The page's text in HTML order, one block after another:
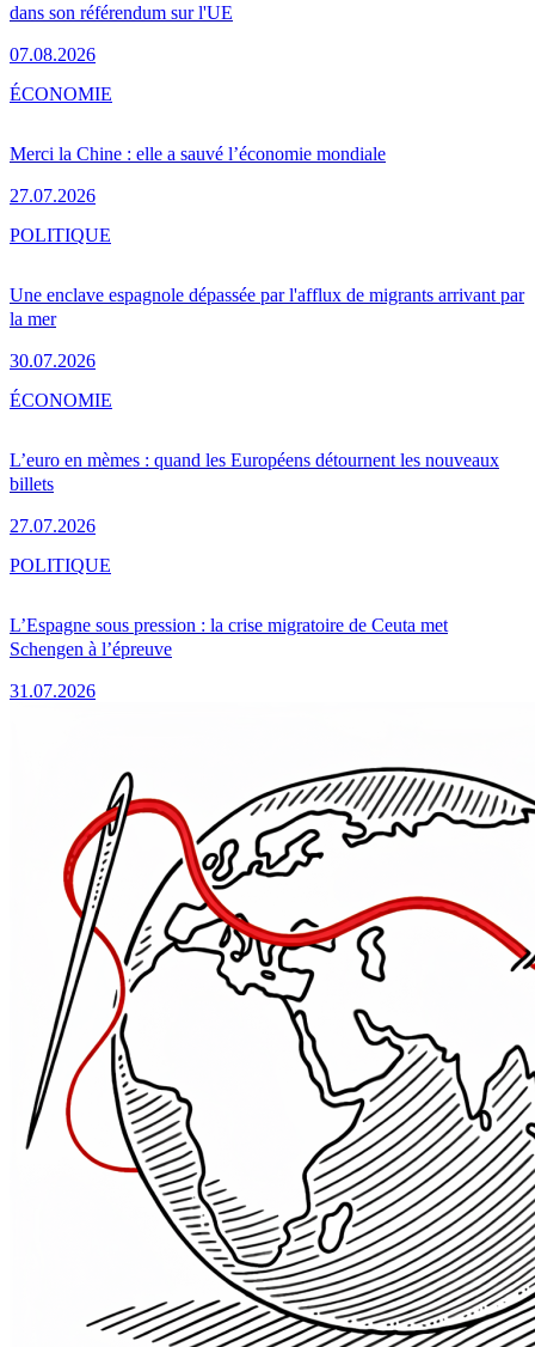
dans son référendum sur l'UE
07.08.2026
Merci la Chine : elle a sauvé l’économie mondiale
27.07.2026
ÉCONOMIE
Une enclave espagnole dépassée par l'afflux de migrants arrivant par
la mer
30.07.2026
POLITIQUE
L’euro en mèmes : quand les Européens détournent les nouveaux
billets
27.07.2026
ÉCONOMIE
L’Espagne sous pression : la crise migratoire de Ceuta met
Schengen à l’épreuve
31.07.2026
POLITIQUE